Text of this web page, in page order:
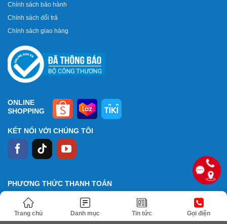
Chính sách bảo hành
Chính sách đổi trả
Chính sách giao hàng
ONLINE
SHOPPING
KẾT NỐI VỚI CHÚNG TÔI
PHƯƠNG THỨC THANH TOÁN
Trang chủ Danh mục Tin tức Gọi điện